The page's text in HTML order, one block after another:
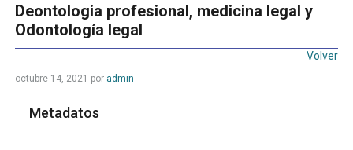
Deontologia profesional, medicina legal y
Odontología legal
Volver
octubre 14, 2021 por admin
Metadatos